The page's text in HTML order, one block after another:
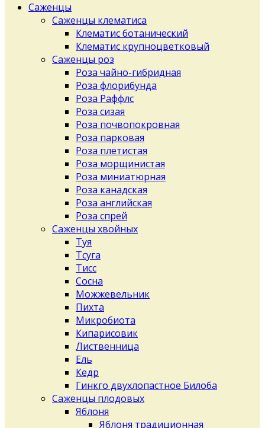
Саженцы
Саженцы клематиса
Клематис ботанический
Клематис крупноцветковый
Саженцы роз
Роза чайно-гибридная
Роза флорибунда
Роза Раффлс
Роза сизая
Роза почвопокровная
Роза парковая
Роза плетистая
Роза морщинистая
Роза миниатюрная
Роза канадская
Роза английская
Роза спрей
Саженцы хвойных
Туя
Тсуга
Тисс
Сосна
Можжевельник
Пихта
Микробиота
Кипарисовик
Лиственница
Ель
Кедр
Гинкго двухлопастное Билоба
Саженцы плодовых
Яблоня
Яблоня традиционная